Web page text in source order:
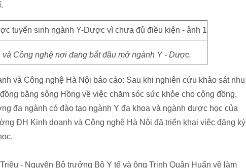
Công nghệ nơi đang bắt đầu mở ngành Y - Dược.
và Công nghệ Hà Nội báo cáo: Sau khi nghiên cứu khảo sát nhu
bằng sông Hồng về việc chăm sóc sức khỏe cho cộng đồng,
đa ngành có đào tạo ngành Y đa khoa và ngành dược học của
ĐH Kinh doanh và Công nghệ Hà Nội đã triển khai việc đăng ký
- Nguyên Bộ trưởng Bộ Y tế và ông Trịnh Quân Huấn về làm